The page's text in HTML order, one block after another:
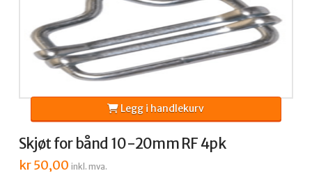
Skjøt for bånd 10-20mm RF 4pk
kr50,00 inkl. mva.
Legg i handlekurv